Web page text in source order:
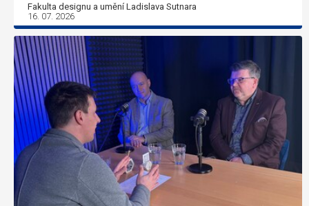
Fakulta designu a umění Ladislava Sutnara
16. 07. 2026